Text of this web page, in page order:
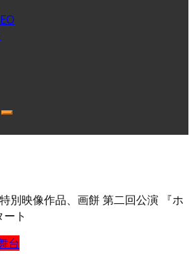
別映像作品、画餅 第二回公演 『ホ
ト
台